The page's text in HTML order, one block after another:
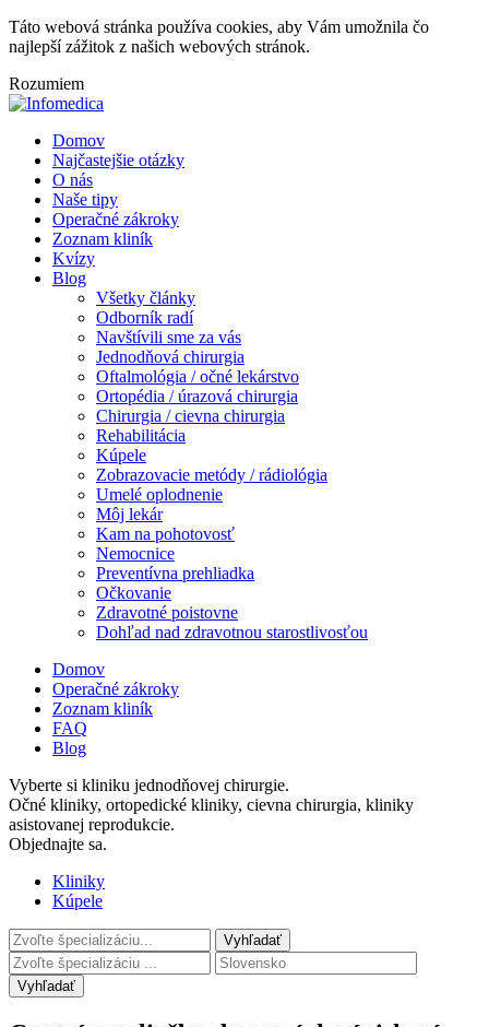
Táto webová stránka používa cookies, aby Vám umožnila čo
najlepší zážitok z našich webových stránok.
Rozumiem
Domov
Najčastejšie otázky
O nás
Naše tipy
Operačné zákroky
Zoznam kliník
Kvízy
Blog
Všetky články
Odborník radí
Navštívili sme za vás
Jednodňová chirurgia
Oftalmológia / očné lekárstvo
Ortopédia / úrazová chirurgia
Chirurgia / cievna chirurgia
Rehabilitácia
Kúpele
Zobrazovacie metódy / rádiológia
Umelé oplodnenie
Môj lekár
Kam na pohotovosť
Nemocnice
Preventívna prehliadka
Očkovanie
Zdravotné poistovne
Dohľad nad zdravotnou starostlivosťou
Domov
Operačné zákroky
Zoznam kliník
FAQ
Blog
Vyberte si kliniku jednodňovej chirurgie.
Očné kliniky, ortopedické kliniky, cievna chirurgia, kliniky
asistovanej reprodukcie.
Objednajte sa.
Kliniky
Kúpele
Vyhľadať